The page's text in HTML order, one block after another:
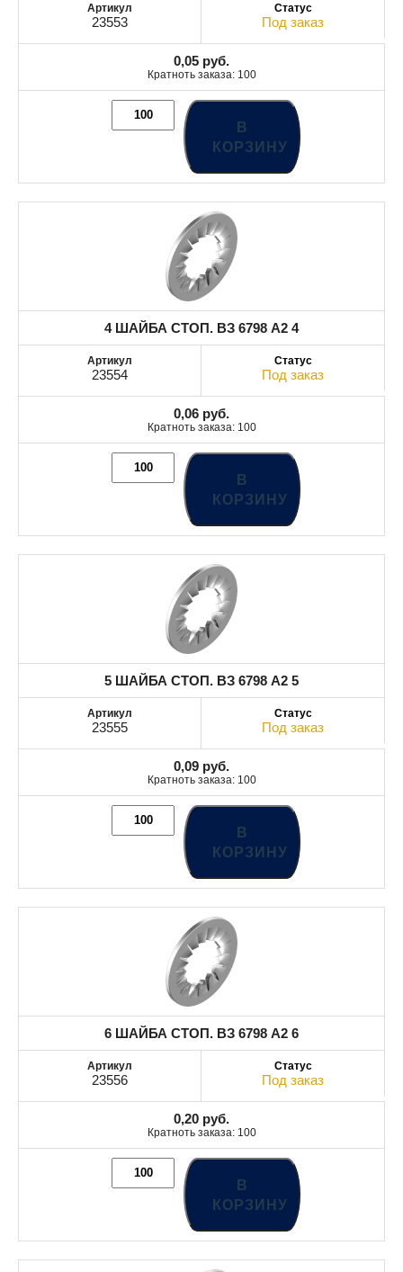
23553 Под заказ
0,05 руб.
Кратноть заказа: 100
В
КОРЗИНУ
4 ШАЙБА СТОП. ВЗ 6798 A2 4
23554 Под заказ
0,06 руб.
Кратноть заказа: 100
В
КОРЗИНУ
5 ШАЙБА СТОП. ВЗ 6798 A2 5
23555 Под заказ
0,09 руб.
Кратноть заказа: 100
В
КОРЗИНУ
6 ШАЙБА СТОП. ВЗ 6798 A2 6
23556 Под заказ
0,20 руб.
Кратноть заказа: 100
В
КОРЗИНУ